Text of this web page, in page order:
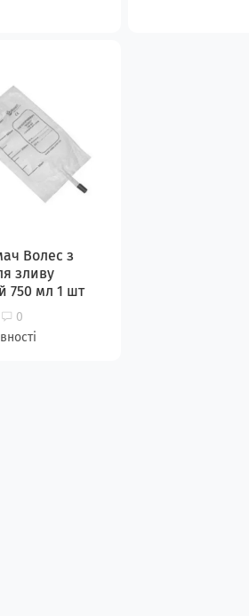
Волес з
зливу
750 мл 1 шт
0